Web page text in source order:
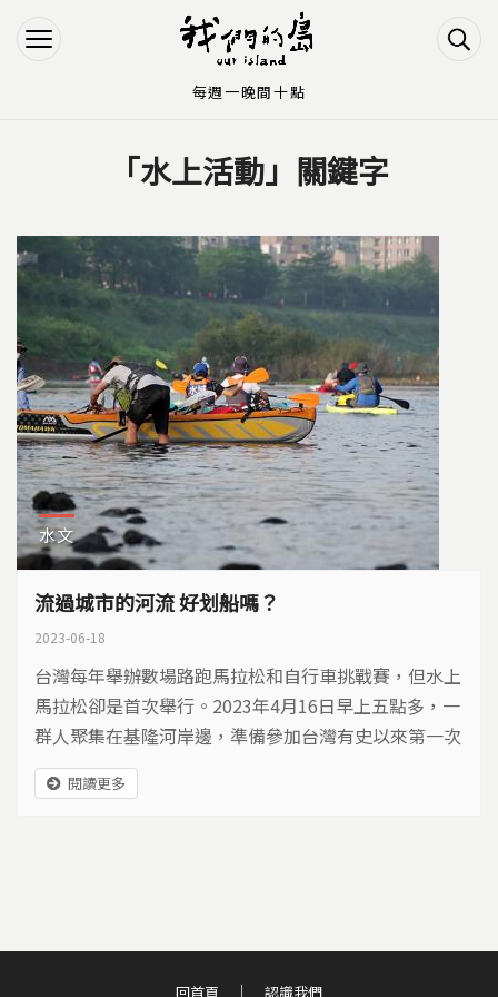
Jump to Navigation
Jump to Main content
「水上活動」關鍵字
水文
流過城市的河流 好划船嗎？
2023-06-18
台灣每年舉辦數場路跑馬拉松和自行車挑戰賽，但水上
馬拉松卻是首次舉行。2023年4月16日早上五點多，一
群人聚集在基隆河岸邊，準備參加台灣有史以來第一次
的水上馬拉松。
閱讀更多
回首頁 認識我們
每週一晚間十點